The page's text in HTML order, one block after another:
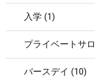
入学 (1)
プライベートサ
バースデイ (10)